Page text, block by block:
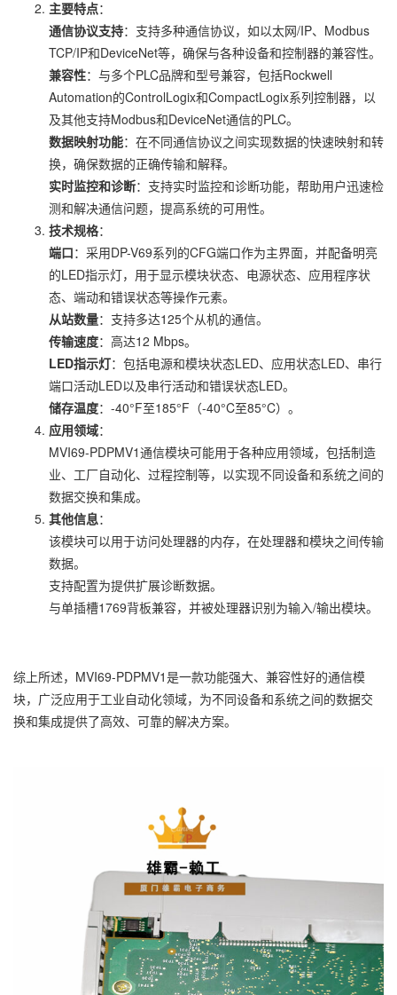
主要特点：
通信协议支持：支持多种通信协议，如以太网/IP、Modbus
TCP/IP和DeviceNet等，确保与各种设备和控制器的兼容性。
兼容性：与多个PLC品牌和型号兼容，包括Rockwell
Automation的ControlLogix和CompactLogix系列控制器，以
及其他支持Modbus和DeviceNet通信的PLC。
数据映射功能：在不同通信协议之间实现数据的快速映射和转
换，确保数据的正确传输和解释。
实时监控和诊断：支持实时监控和诊断功能，帮助用户迅速检
测和解决通信问题，提高系统的可用性。
技术规格：
端口：采用DP-V69系列的CFG端口作为主界面，并配备明亮
的LED指示灯，用于显示模块状态、电源状态、应用程序状
态、端动和错误状态等操作元素。
从站数量：支持多达125个从机的通信。
传输速度：高达12 Mbps。
LED指示灯：包括电源和模块状态LED、应用状态LED、串行
端口活动LED以及串行活动和错误状态LED。
储存温度：-40°F至185°F（-40°C至85°C）。
应用领域：
MVI69-PDPMV1通信模块可能用于各种应用领域，包括制造
业、工厂自动化、过程控制等，以实现不同设备和系统之间的
数据交换和集成。
其他信息：
该模块可以用于访问处理器的内存，在处理器和模块之间传输
数据。
支持配置为提供扩展诊断数据。
与单插槽1769背板兼容，并被处理器识别为输入/输出模块。
综上所述，MVI69-PDPMV1是一款功能强大、兼容性好的通信模
块，广泛应用于工业自动化领域，为不同设备和系统之间的数据交
换和集成提供了高效、可靠的解决方案。